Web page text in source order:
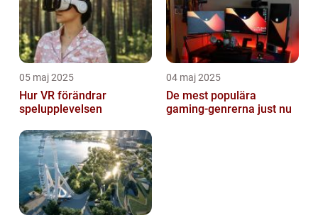
05 maj 2025
Hur VR förändrar
spelupplevelsen
04 maj 2025
De mest populära
gaming-genrerna just nu